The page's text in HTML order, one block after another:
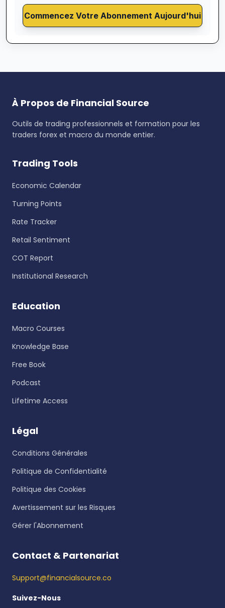
Commencez Votre Abonnement Aujourd'hui
À Propos de Financial Source
Outils de trading professionnels et formation pour les
traders forex et macro du monde entier.
Trading Tools
Economic Calendar
Turning Points
Rate Tracker
Retail Sentiment
COT Report
Institutional Research
Education
Macro Courses
Knowledge Base
Free Book
Podcast
Lifetime Access
Légal
Conditions Générales
Politique de Confidentialité
Politique des Cookies
Avertissement sur les Risques
Gérer l'Abonnement
Contact & Partenariat
Support@financialsource.co
Suivez-Nous